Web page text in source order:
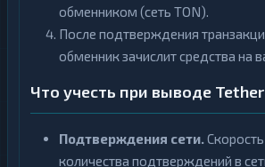
обменником (сеть TON).
После подтверждения
обменник зачислит средства на
Что учесть при выводе
Подтверждения сети.
количества подтверждений в